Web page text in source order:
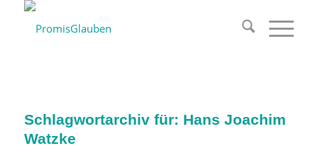
Schlagwortarchiv für: Hans Joachim
Watzke